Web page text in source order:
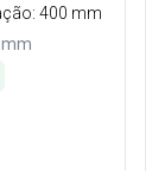
400 mm
mm